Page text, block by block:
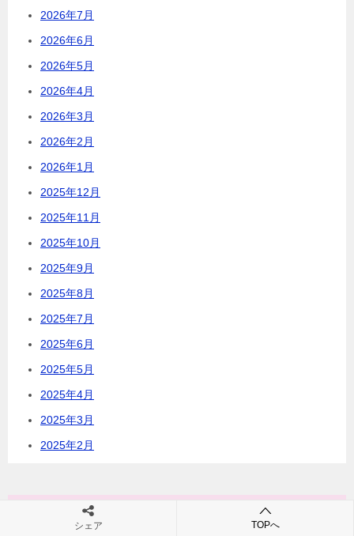
2026年7月
2026年6月
2026年5月
2026年4月
2026年3月
2026年2月
2026年1月
2025年12月
2025年11月
2025年10月
2025年9月
2025年8月
2025年7月
2025年6月
2025年5月
2025年4月
2025年3月
2025年2月
シェア TOPへ